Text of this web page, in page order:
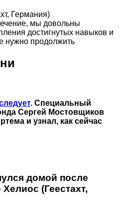
Германия)
мы довольны
достигнутых навыков и
нужно продолжить
. Специальный
Сергей Мостовщиков
и узнал, как сейчас
домой после
(Геестахт,